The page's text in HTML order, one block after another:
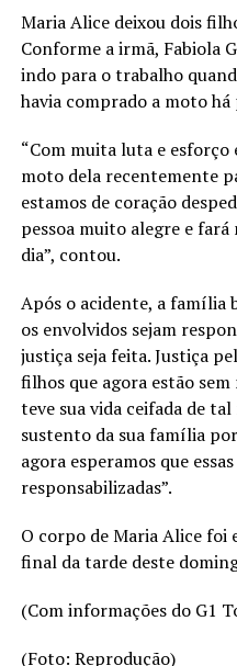
Maria Alice deixou dois
Conforme a irmã, Fabiola
indo para o trabalho
havia comprado a moto
“Com muita luta e
moto dela recentemente
estamos de coração
pessoa muito alegre e
dia”, contou.
Após o acidente, a família
os envolvidos sejam
justiça seja feita. Justiça
filhos que agora estão
teve sua vida ceifada de
sustento da sua família
agora esperamos que
responsabilizadas”.
O corpo de Maria Alice
final da tarde deste
(Com informações do G1
(Foto: Reprodução)